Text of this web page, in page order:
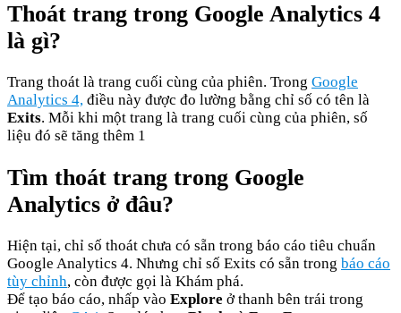
Thoát trang trong Google Analytics 4
là gì?
Trang thoát là trang cuối cùng của phiên. Trong Google
Analytics 4, điều này được đo lường bằng chỉ số có tên là
Exits. Mỗi khi một trang là trang cuối cùng của phiên, số
liệu đó sẽ tăng thêm 1
Tìm thoát trang trong Google
Analytics ở đâu?
Hiện tại, chỉ số thoát chưa có sẵn trong báo cáo tiêu chuẩn
Google Analytics 4. Nhưng chỉ số Exits có sẵn trong báo cáo
tùy chỉnh, còn được gọi là Khám phá.
Để tạo báo cáo, nhấp vào Explore ở thanh bên trái trong